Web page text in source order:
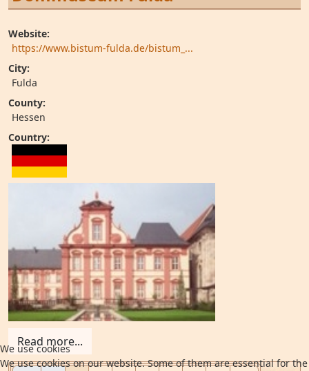
Website:
https://www.bistum-fulda.de/bistum_...
City:
Fulda
County:
Hessen
Country:
Read more...
We use cookies
We use cookies on our website. Some of them are essential for the